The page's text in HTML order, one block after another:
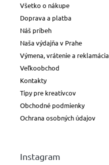
Všetko o nákupe
Doprava a platba
Náš príbeh
Naša výdajňa v Prahe
Výmena, vrátenie a reklamácia
Veľkoobchod
Kontakty
Tipy pre kreatívcov
Obchodné podmienky
Ochrana osobných údajov
Instagram